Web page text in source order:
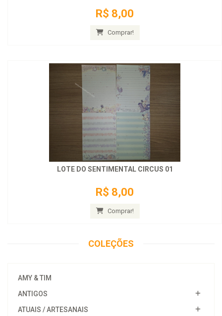
R$ 8,00
Comprar!
LOTE DO SENTIMENTAL CIRCUS 01
R$ 8,00
Comprar!
COLEÇÕES
AMY & TIM
ANTIGOS
ATUAIS / ARTESANAIS